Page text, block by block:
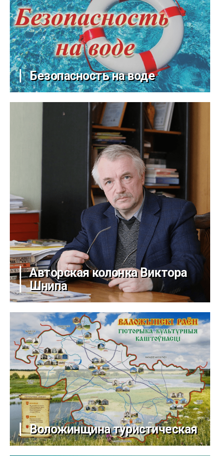
Безопасность на воде
Авторская колонка Виктора
Шнипа
Воложинщина туристическая